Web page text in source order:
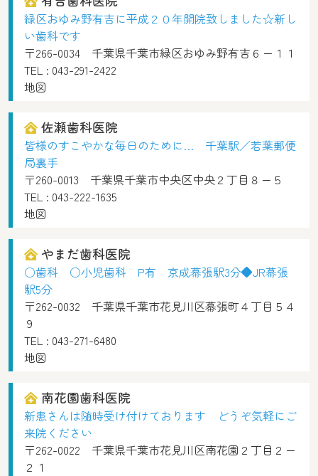
緑区おゆみ野有吉に平成２０年開院致しました☆新し
い歯科です
〒266-0034 千葉県千葉市緑区おゆみ野有吉６ー１１
TEL : 043-291-2422
地図
佐瀬歯科医院
皆様のすこやかな毎日のために… 千葉駅／若葉郵便
局裏手
〒260-0013 千葉県千葉市中央区中央２丁目８ー５
TEL : 043-222-1635
地図
やまだ歯科医院
○歯科 ○小児歯科 P有 京成幕張駅3分◆JR幕張
駅5分
〒262-0032 千葉県千葉市花見川区幕張町４丁目５４
９
TEL : 043-271-6480
地図
南花園歯科医院
新患さんは随時受け付けております どうぞ気軽にご
来院ください
〒262-0022 千葉県千葉市花見川区南花園２丁目２ー
２１